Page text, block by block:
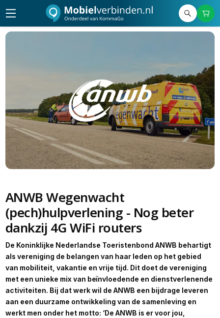
ANWB Wegenwacht
(pech)hulpverlening - Nog beter
dankzij 4G WiFi routers
De Koninklijke Nederlandse Toeristenbond ANWB behartigt
als vereniging de belangen van haar leden op het gebied
van mobiliteit, vakantie en vrije tijd. Dit doet de vereniging
met een unieke mix van beïnvloedende en dienstverlenende
activiteiten. Bij dat werk wil de ANWB een bijdrage leveren
aan een duurzame ontwikkeling van de samenleving en
werkt men onder het motto: ‘De ANWB is er voor jou,